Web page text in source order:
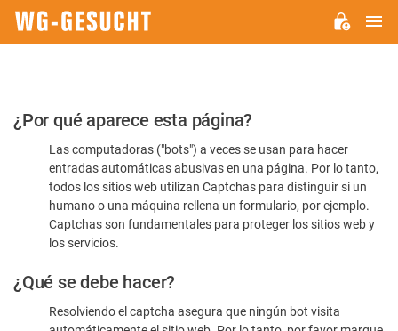
Por
favor,
confirme
humano
¿Por qué aparece esta página?
Las computadoras ("bots") a veces se usan para hacer
entradas automáticas abusivas en una página. Por lo tanto,
todos los sitios web utilizan Captchas para distinguir si un
humano o una máquina rellena un formulario, por ejemplo.
Captchas son fundamentales para proteger los sitios web y
los servicios.
¿Qué se debe hacer?
Resolviendo el captcha asegura que ningún bot visita